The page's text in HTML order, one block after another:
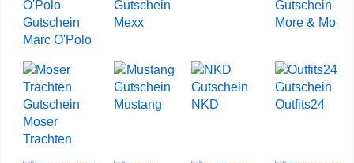
Marc O'Polo
Mexx More & More
Moser
Trachten
Mustang NKD Outfits24